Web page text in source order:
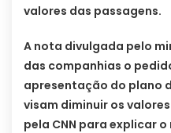
valores das passagens.
A nota divulgada pelo
das companhias o
apresentação do plano
visam diminuir os
pela CNN para explicar